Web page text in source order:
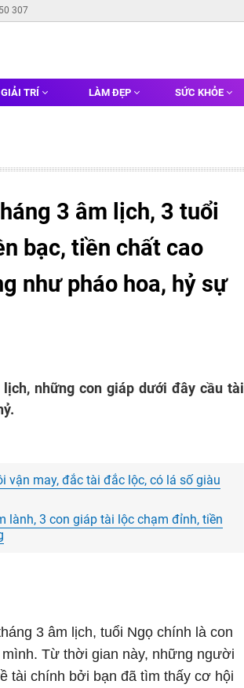
307
GIẢI TRÍ LÀM ĐẸP SỨC KHỎE
3 âm lịch, 3 tuổi
bạc, tiền chất cao
như pháo hoa, hỷ sự
những con giáp dưới đây cầu tài
vận may, đắc tài đắc lộc, có lá số giàu
lành, 3 con giáp tài lộc chạm đỉnh, tiền
3 âm lịch, tuổi Ngọ chính là con
Từ thời gian này, những người
tài chính bởi bạn đã tìm thấy cơ hội